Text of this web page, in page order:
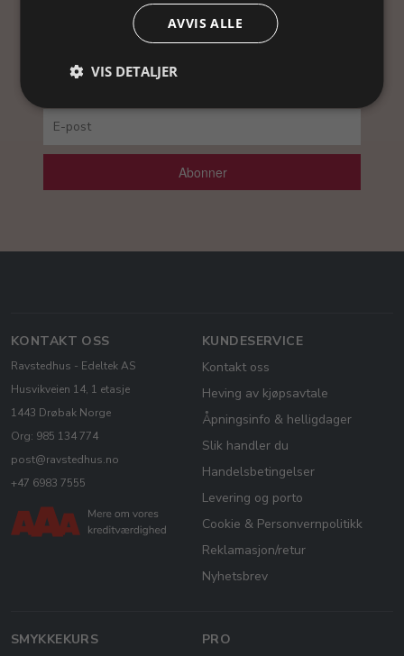
Ved å abonnere på vårt nyhetsbrev, godtar du vår
personvernpolitikk.
Abonner
KONTAKT OSS
Ravstedhus - Edeltek AS
Husvikveien 14, 1 etasje
1443 Drøbak Norge
Org: 985 134 774
post@ravstedhus.no
+47 6983 7555
KUNDESERVICE
Kontakt oss
Heving av kjøpsavtale
Åpningsinfo & helligdager
Slik handler du
Handelsbetingelser
Levering og porto
Cookie & Personvernpolitikk
Reklamasjon/retur
Nyhetsbrev
SMYKKEKURS
PRO
AVVIS ALLE
VIS DETALJER